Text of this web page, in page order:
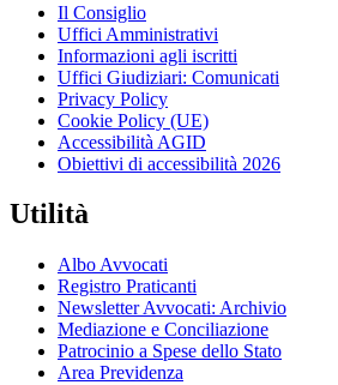
Il Consiglio
Uffici Amministrativi
Informazioni agli iscritti
Uffici Giudiziari: Comunicati
Privacy Policy
Cookie Policy (UE)
Accessibilità AGID
Obiettivi di accessibilità 2026
Utilità
Albo Avvocati
Registro Praticanti
Newsletter Avvocati: Archivio
Mediazione e Conciliazione
Patrocinio a Spese dello Stato
Area Previdenza